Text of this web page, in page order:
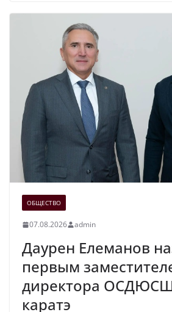
ОБЩЕСТВО
07.08.2026 admin
Даурен Елеманов
первым
директора
каратэ